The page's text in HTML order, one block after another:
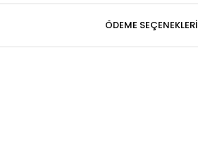
ÖDEME SEÇENEKLERI